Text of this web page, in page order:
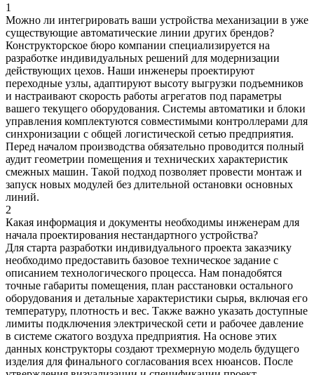
1
Можно ли интегрировать ваши устройства механизации в уже
существующие автоматические линии других брендов?
Конструкторское бюро компании специализируется на
разработке индивидуальных решений для модернизации
действующих цехов. Наши инженеры проектируют
переходные узлы, адаптируют высоту выгрузки подъемников
и настраивают скорость работы агрегатов под параметры
вашего текущего оборудования. Системы автоматики и блоки
управления комплектуются совместимыми контроллерами для
синхронизации с общей логистической сетью предприятия.
Перед началом производства обязательно проводится полный
аудит геометрии помещения и технических характеристик
смежных машин. Такой подход позволяет провести монтаж и
запуск новых модулей без длительной остановки основных
линий.
2
Какая информация и документы необходимы инженерам для
начала проектирования нестандартного устройства?
Для старта разработки индивидуального проекта заказчику
необходимо предоставить базовое техническое задание с
описанием технологического процесса. Нам понадобятся
точные габариты помещения, план расстановки остального
оборудования и детальные характеристики сырья, включая его
температуру, плотность и вес. Также важно указать доступные
лимиты подключения электрической сети и рабочее давление
в системе сжатого воздуха предприятия. На основе этих
данных конструкторы создают трехмерную модель будущего
изделия для финального согласования всех нюансов. После